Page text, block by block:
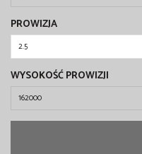
PROWIZJA
WYSOKOŚĆ PROWIZJI